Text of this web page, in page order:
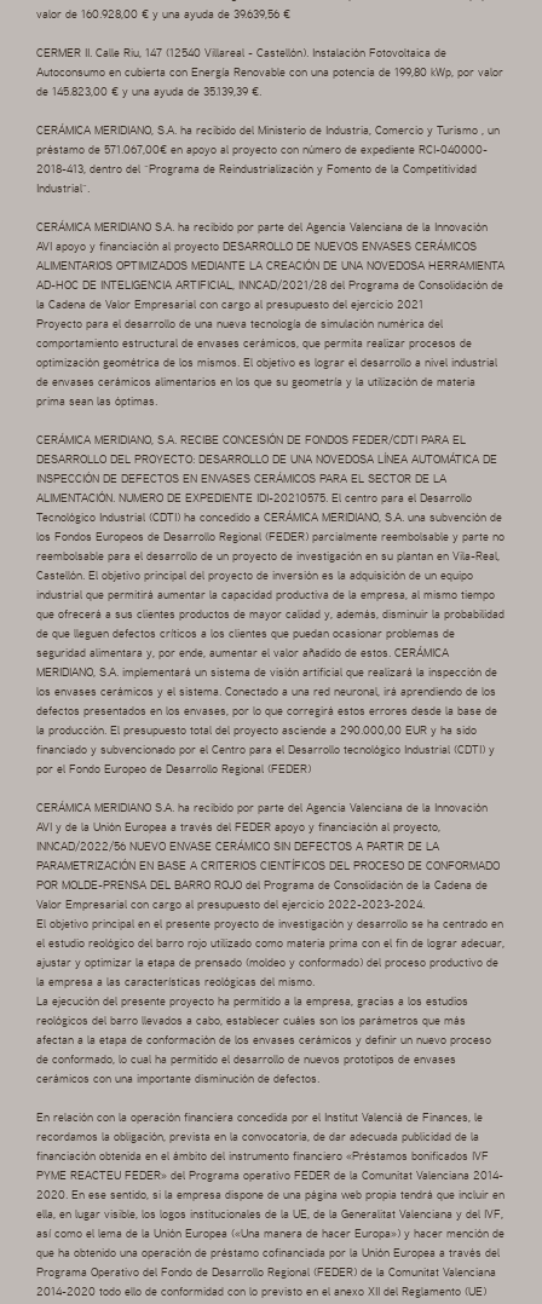
valor de 160.928,00 € y una ayuda de 39.639,56 €
CERMER II. Calle Riu, 147 (12540 Villareal - Castellón). Instalación Fotovoltaica de
Autoconsumo en cubierta con Energía Renovable con una potencia de 199,80 kWp, por valor
de 145.823,00 € y una ayuda de 35.139,39 €.
CERÁMICA MERIDIANO, S.A. ha recibido del Ministerio de Industria, Comercio y Turismo , un
préstamo de 571.067,00€ en apoyo al proyecto con número de expediente RCI-040000-
2018-413, dentro del “Programa de Reindustrialización y Fomento de la Competitividad
Industrial”.
CERÁMICA MERIDIANO S.A. ha recibido por parte del Agencia Valenciana de la Innovación
AVI apoyo y financiación al proyecto DESARROLLO DE NUEVOS ENVASES CERÁMICOS
ALIMENTARIOS OPTIMIZADOS MEDIANTE LA CREACIÓN DE UNA NOVEDOSA HERRAMIENTA
AD-HOC DE INTELIGENCIA ARTIFICIAL, INNCAD/2021/28 del Programa de Consolidación de
la Cadena de Valor Empresarial con cargo al presupuesto del ejercicio 2021
Proyecto para el desarrollo de una nueva tecnología de simulación numérica del
comportamiento estructural de envases cerámicos, que permita realizar procesos de
optimización geométrica de los mismos. El objetivo es lograr el desarrollo a nivel industrial
de envases cerámicos alimentarios en los que su geometría y la utilización de materia
prima sean las óptimas.
CERÁMICA MERIDIANO, S.A. RECIBE CONCESIÓN DE FONDOS FEDER/CDTI PARA EL
DESARROLLO DEL PROYECTO: DESARROLLO DE UNA NOVEDOSA LÍNEA AUTOMÁTICA DE
INSPECCIÓN DE DEFECTOS EN ENVASES CERÁMICOS PARA EL SECTOR DE LA
ALIMENTACIÓN. NUMERO DE EXPEDIENTE IDI-20210575. El centro para el Desarrollo
Tecnológico Industrial (CDTI) ha concedido a CERÁMICA MERIDIANO, S.A. una subvención de
los Fondos Europeos de Desarrollo Regional (FEDER) parcialmente reembolsable y parte no
reembolsable para el desarrollo de un proyecto de investigación en su plantan en Vila-Real,
Castellón. El objetivo principal del proyecto de inversión es la adquisición de un equipo
industrial que permitirá aumentar la capacidad productiva de la empresa, al mismo tiempo
que ofrecerá a sus clientes productos de mayor calidad y, además, disminuir la probabilidad
de que lleguen defectos críticos a los clientes que puedan ocasionar problemas de
seguridad alimentara y, por ende, aumentar el valor añadido de estos. CERÁMICA
MERIDIANO, S.A. implementará un sistema de visión artificial que realizará la inspección de
los envases cerámicos y el sistema. Conectado a una red neuronal, irá aprendiendo de los
defectos presentados en los envases, por lo que corregirá estos errores desde la base de
la producción. El presupuesto total del proyecto asciende a 290.000,00 EUR y ha sido
financiado y subvencionado por el Centro para el Desarrollo tecnológico Industrial (CDTI) y
por el Fondo Europeo de Desarrollo Regional (FEDER)
CERÁMICA MERIDIANO S.A. ha recibido por parte del Agencia Valenciana de la Innovación
AVI y de la Unión Europea a través del FEDER apoyo y financiación al proyecto,
INNCAD/2022/56 NUEVO ENVASE CERÁMICO SIN DEFECTOS A PARTIR DE LA
PARAMETRIZACIÓN EN BASE A CRITERIOS CIENTÍFICOS DEL PROCESO DE CONFORMADO
POR MOLDE-PRENSA DEL BARRO ROJO del Programa de Consolidación de la Cadena de
Valor Empresarial con cargo al presupuesto del ejercicio 2022-2023-2024.
El objetivo principal en el presente proyecto de investigación y desarrollo se ha centrado en
el estudio reológico del barro rojo utilizado como materia prima con el fin de lograr adecuar,
ajustar y optimizar la etapa de prensado (moldeo y conformado) del proceso productivo de
la empresa a las características reológicas del mismo.
La ejecución del presente proyecto ha permitido a la empresa, gracias a los estudios
reológicos del barro llevados a cabo, establecer cuáles son los parámetros que más
afectan a la etapa de conformación de los envases cerámicos y definir un nuevo proceso
de conformado, lo cual ha permitido el desarrollo de nuevos prototipos de envases
cerámicos con una importante disminución de defectos.
En relación con la operación financiera concedida por el Institut Valencià de Finances, le
recordamos la obligación, prevista en la convocatoria, de dar adecuada publicidad de la
financiación obtenida en el ámbito del instrumento financiero «Préstamos bonificados IVF
PYME REACTEU FEDER» del Programa operativo FEDER de la Comunitat Valenciana 2014-
2020. En ese sentido, si la empresa dispone de una página web propia tendrá que incluir en
ella, en lugar visible, los logos institucionales de la UE, de la Generalitat Valenciana y del IVF,
así como el lema de la Unión Europea («Una manera de hacer Europa») y hacer mención de
que ha obtenido una operación de préstamo cofinanciada por la Unión Europea a través del
Programa Operativo del Fondo de Desarrollo Regional (FEDER) de la Comunitat Valenciana
2014-2020 todo ello de conformidad con lo previsto en el anexo XII del Reglamento (UE)